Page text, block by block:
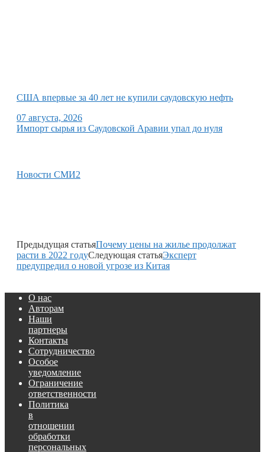
США впервые за 40 лет не купили саудовскую нефть
07 августа, 2026
Импорт сырья из Саудовской Аравии упал до нуля
Новости СМИ2
Предыдущая статьяПочему цены на жилье продолжат
расти в 2022 годуСледующая статьяЭксперт
предупредил о новой угрозе из Китая
О нас
Авторам
Наши
партнеры
Контакты
Сотрудничество
Особое
уведомление
Ограничение
ответственности
Политика
в
отношении
обработки
персональных